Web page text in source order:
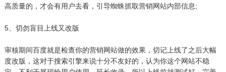
高质量的，才会有用户去看，引导蜘蛛抓取营销网站内部信息;
5、切勿盲目上线又改版
审核期间百度就是检查你的营销网站做的效果，切记上线了之后大幅
度改版，这对于搜索引擎来说十分不友好的，认为你这个网站不稳